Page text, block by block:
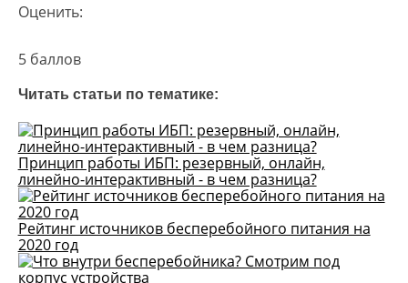
Оценить:
5 баллов
Читать статьи по тематике:
Принцип работы ИБП: резервный, онлайн,
линейно-интерактивный - в чем разница?
Рейтинг источников бесперебойного питания на
2020 год